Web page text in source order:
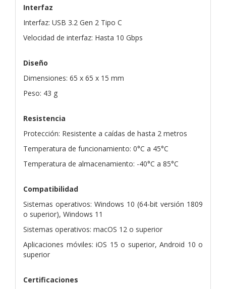
Interfaz
Interfaz: USB 3.2 Gen 2 Tipo C
Velocidad de interfaz: Hasta 10 Gbps
Diseño
Dimensiones: 65 x 65 x 15 mm
Peso: 43 g
Resistencia
Protección: Resistente a caídas de hasta 2 metros
Temperatura de funcionamiento: 0°C a 45°C
Temperatura de almacenamiento: -40°C a 85°C
Compatibilidad
Sistemas operativos: Windows 10 (64-bit versión 1809
o superior), Windows 11
Sistemas operativos: macOS 12 o superior
Aplicaciones móviles: iOS 15 o superior, Android 10 o
superior
Certificaciones